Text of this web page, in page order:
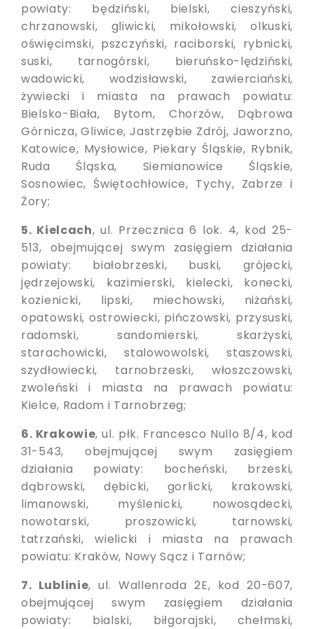
powiaty: będziński, bielski, cieszyński,
chrzanowski, gliwicki, mikołowski, olkuski,
oświęcimski, pszczyński, raciborski, rybnicki,
suski, tarnogórski, bieruńsko-lędziński,
wadowicki, wodzisławski, zawierciański,
żywiecki i miasta na prawach powiatu:
Bielsko-Biała, Bytom, Chorzów, Dąbrowa
Górnicza, Gliwice, Jastrzębie Zdrój, Jaworzno,
Katowice, Mysłowice, Piekary Śląskie, Rybnik,
Ruda Śląska, Siemianowice Śląskie,
Sosnowiec, Świętochłowice, Tychy, Zabrze i
Żory;
5. Kielcach, ul. Przecznica 6 lok. 4, kod 25-
513, obejmującej swym zasięgiem działania
powiaty: białobrzeski, buski, grójecki,
jędrzejowski, kazimierski, kielecki, konecki,
kozienicki, lipski, miechowski, niżański,
opatowski, ostrowiecki, pińczowski, przysuski,
radomski, sandomierski, skarżyski,
starachowicki, stalowowolski, staszowski,
szydłowiecki, tarnobrzeski, włoszczowski,
zwoleński i miasta na prawach powiatu:
Kielce, Radom i Tarnobrzeg;
6. Krakowie, ul. płk. Francesco Nullo 8/4, kod
31-543, obejmującej swym zasięgiem
działania powiaty: bocheński, brzeski,
dąbrowski, dębicki, gorlicki, krakowski,
limanowski, myślenicki, nowosądecki,
nowotarski, proszowicki, tarnowski,
tatrzański, wielicki i miasta na prawach
powiatu: Kraków, Nowy Sącz i Tarnów;
7. Lublinie, ul. Wallenroda 2E, kod 20-607,
obejmującej swym zasięgiem działania
powiaty: bialski, biłgorajski, chełmski,